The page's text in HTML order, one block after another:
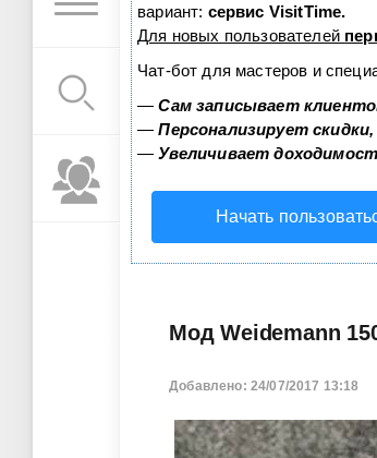
вариант: сервис VisitTime.
Для новых пользователей
Чат-бот для мастеров и
—Сам записывает
—Персонализирует
—Увеличивает
Начать
Мод Weidemann
Добавлено: 24/07/2017 13:18